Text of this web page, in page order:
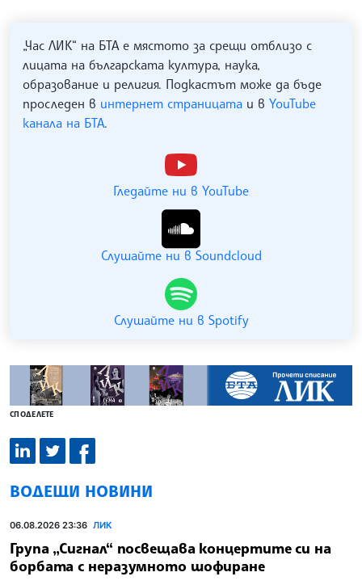
„Час ЛИК“ на БТА е мястото за срещи отблизо с
лицата на българската култура, наука,
образование и религия. Подкастът може да бъде
проследен в интернет страницата и в YouTube
канала на БТА.
Гледайте ни в YouTube
Слушайте ни в Soundcloud
Слушайте ни в Spotify
СПОДЕЛЕТЕ
ВОДЕЩИ НОВИНИ
06.08.2026 23:36 ЛИК
Група „Сигнал“ посвещава концертите си на
борбата с неразумното шофиране